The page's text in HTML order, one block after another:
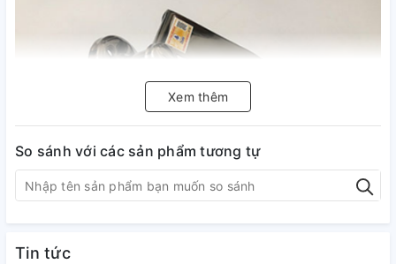
Xem thêm
So sánh với các sản phẩm tương tự
Tin tức